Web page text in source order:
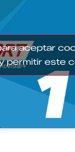
aceptar
permitir este